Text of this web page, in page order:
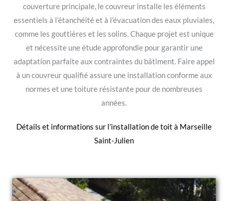
couverture principale, le couvreur installe les éléments
essentiels à l’étanchéité et à l’évacuation des eaux pluviales,
comme les gouttières et les solins. Chaque projet est unique
et nécessite une étude approfondie pour garantir une
adaptation parfaite aux contraintes du bâtiment. Faire appel
à un couvreur qualifié assure une installation conforme aux
normes et une toiture résistante pour de nombreuses
années.
Détails et informations sur l’installation de toit à Marseille
Saint-Julien